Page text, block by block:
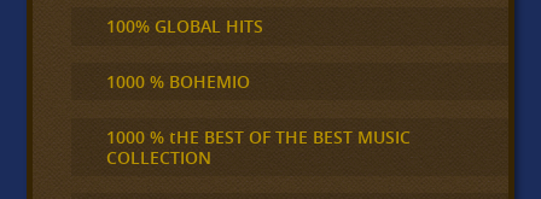
100% GLOBAL HITS
1000 % BOHEMIO
1000 % tHE BEST OF THE BEST MUSIC
COLLECTION